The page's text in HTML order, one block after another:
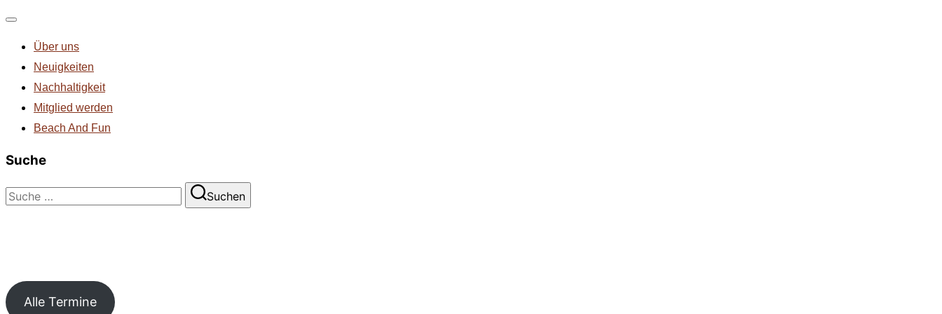
umschalten
Über uns
Neuigkeiten
Nachhaltigkeit
Mitglied werden
Beach And Fun
Suche
Suchen
Suchen
Alle Termine